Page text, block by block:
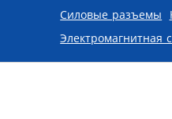
Skip to content
Силовые разъемы
Электромагнитная